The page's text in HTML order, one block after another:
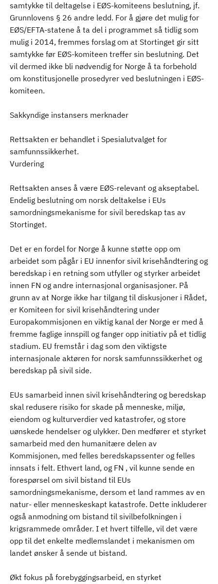
samtykke til deltagelse i EØS-komiteens beslutning, jf.
Grunnlovens § 26 andre ledd. For å gjøre det mulig for
EØS/EFTA-statene å ta del i programmet så tidlig som
mulig i 2014, fremmes forslag om at Stortinget gir sitt
samtykke før EØS-komiteen treffer sin beslutning. Det
vil dermed ikke bli nødvendig for Norge å ta forbehold
om konstitusjonelle prosedyrer ved beslutningen i EØS-
komiteen.
Sakkyndige instansers merknader
Rettsakten er behandlet i Spesialutvalget for
samfunnssikkerhet.
Vurdering
Rettsakten anses å være EØS-relevant og akseptabel.
Endelig beslutning om norsk deltakelse i EUs
samordningsmekanisme for sivil beredskap tas av
Stortinget.
Det er en fordel for Norge å kunne støtte opp om
arbeidet som pågår i EU innenfor sivil krisehåndtering og
beredskap i en retning som utfyller og styrker arbeidet
innen FN og andre internasjonal organisasjoner. På
grunn av at Norge ikke har tilgang til diskusjoner i Rådet,
er Komiteen for sivil krisehåndtering under
Europakommisjonen en viktig kanal der Norge er med å
fremme faglige innspill og fanger opp initiativ på et tidlig
stadium. EU fremstår i dag som den viktigste
internasjonale aktøren for norsk samfunnssikkerhet og
beredskap på sivil side.
EUs samarbeid innen sivil krisehåndtering og beredskap
skal redusere risiko for skade på menneske, miljø,
eiendom og kulturverdier ved katastrofer, og store
uønskede hendelser og ulykker. Den medfører et styrket
samarbeid med den humanitære delen av
Kommisjonen, med felles beredskapssenter og felles
innsats i felt. Ethvert land, og FN , vil kunne sende en
forespørsel om sivil bistand til EUs
samordningsmekanisme, dersom et land rammes av en
natur- eller menneskeskapt katastrofe. Dette inkluderer
også anmodning om bistand til sivilbefolkningen i
krigsrammede områder. I et hvert tilfelle, vil det være
opp til det enkelte medlemslandet i mekanismen om
landet ønsker å sende ut bistand.
Økt fokus på forebyggingsarbeid, en styrket